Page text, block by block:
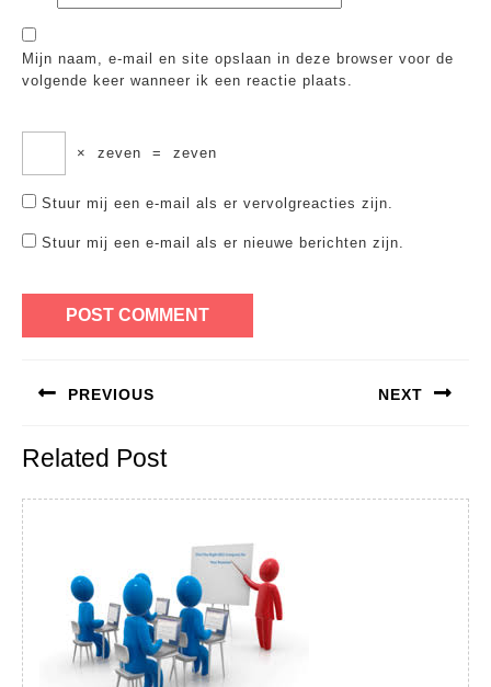
Mijn naam, e-mail en site opslaan in deze browser voor de
volgende keer wanneer ik een reactie plaats.
× zeven = zeven
Stuur mij een e-mail als er vervolgreacties zijn.
Stuur mij een e-mail als er nieuwe berichten zijn.
navigatie
PREVIOUS
post:
NEXT
Related Post